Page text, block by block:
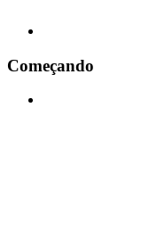
Começando